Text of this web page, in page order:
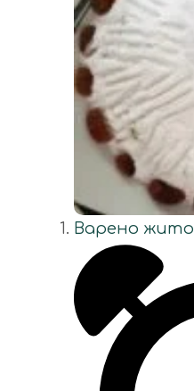
Варено жито